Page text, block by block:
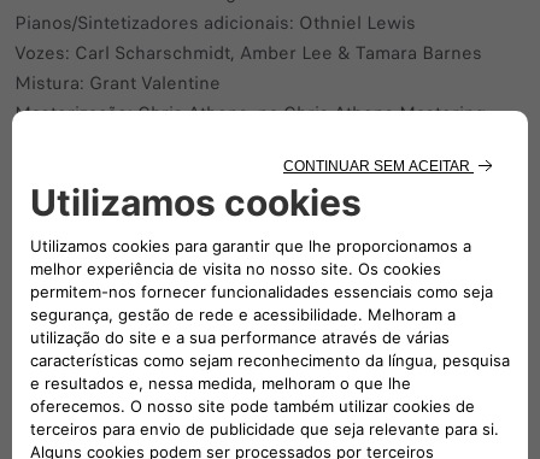
Pianos/Sintetizadores adicionais: Othniel Lewis
Vozes: Carl Scharschmidt, Amber Lee & Tamara Barnes
Mistura: Grant Valentine
Masterização: Chris Athens, na Chris Athens Mastering
Agência: Publicis Collective
Empresa de Produção:Movie Magic
Realizador: Martin Werner
Produtor executivo: Chicco Mazzini
Produtora: Michaela Salova
Pós-produtora: Arianna Messina
Diretor de produção: Alessandro D'Imperio
Editor: Lorenzo Colugnati